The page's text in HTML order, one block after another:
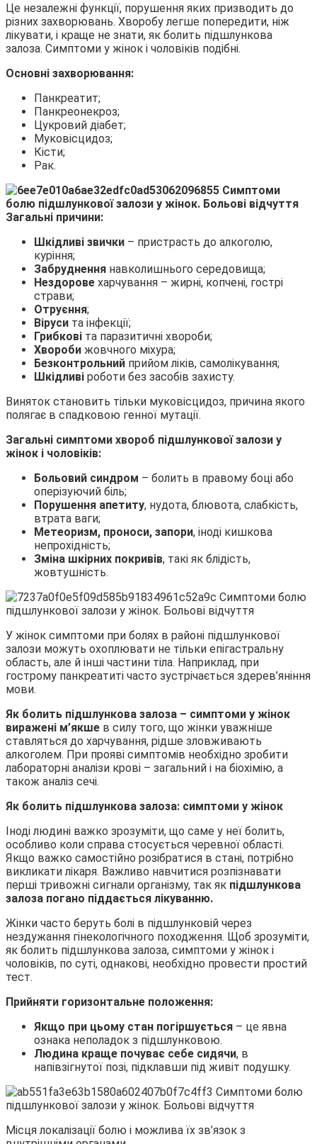
Це незалежні функції, порушення яких призводить до
різних захворювань. Хворобу легше попередити, ніж
лікувати, і краще не знати, як болить підшлункова
залоза. Симптоми у жінок і чоловіків подібні.
Основні захворювання:
Панкреатит;
Панкреонекроз;
Цукровий діабет;
Муковісцидоз;
Кісти;
Рак.
Загальні причини:
Шкідливі звички – пристрасть до алкоголю,
куріння;
Забруднення навколишнього середовища;
Нездорове харчування – жирні, копчені, гострі
страви;
Отруєння;
Віруси та інфекції;
Грибкові та паразитичні хвороби;
Хвороби жовчного міхура;
Безконтрольний прийом ліків, самолікування;
Шкідливі роботи без засобів захисту.
Виняток становить тільки муковісцидоз, причина якого
полягає в спадковою генної мутації.
Загальні симптоми хвороб підшлункової залози у
жінок і чоловіків:
Больовий синдром – болить в правому боці або
оперізуючий біль;
Порушення апетиту, нудота, блювота, слабкість,
втрата ваги;
Метеоризм, проноси, запори, іноді кишкова
непрохідність;
Зміна шкірних покривів, такі як блідість,
жовтушність.
У жінок симптоми при болях в районі підшлункової
залози можуть охоплювати не тільки епігастральну
область, але й інші частини тіла. Наприклад, при
гострому панкреатиті часто зустрічається здерев’яніння
мови.
Як болить підшлункова залоза – симптоми у жінок
виражені м’якше в силу того, що жінки уважніше
ставляться до харчування, рідше зловживають
алкоголем. При прояві симптомів необхідно зробити
лабораторні аналізи крові – загальний і на біохімію, а
також аналіз сечі.
Як болить підшлункова залоза: симптоми у жінок
Іноді людині важко зрозуміти, що саме у неї болить,
особливо коли справа стосується черевної області.
Якщо важко самостійно розібратися в стані, потрібно
викликати лікаря. Важливо навчитися розпізнавати
перші тривожні сигнали організму, так як підшлункова
залоза погано піддається лікуванню.
Жінки часто беруть болі в підшлунковій через
нездужання гінекологічного походження. Щоб зрозуміти,
як болить підшлункова залоза, симптоми у жінок і
чоловіків, по суті, однакові, необхідно провести простий
тест.
Прийняти горизонтальне положення:
Якщо при цьому стан погіршується – це явна
ознака неполадок з підшлунковою.
Людина краще почуває себе сидячи, в
напівзігнутої позі, підклавши під живіт подушку.
Місця локалізації болю і можлива їх зв’язок з